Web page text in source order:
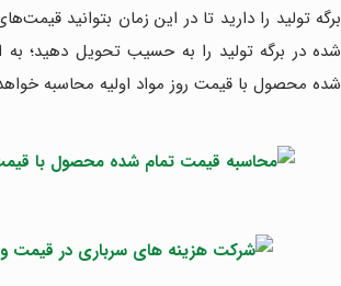
برگه تولید را دارید تا در این زمان بتوانید
شده در برگه تولید را به حسیب تحویل دهید؛
شده محصول با قیمت روز مواد اولیه محاسبه